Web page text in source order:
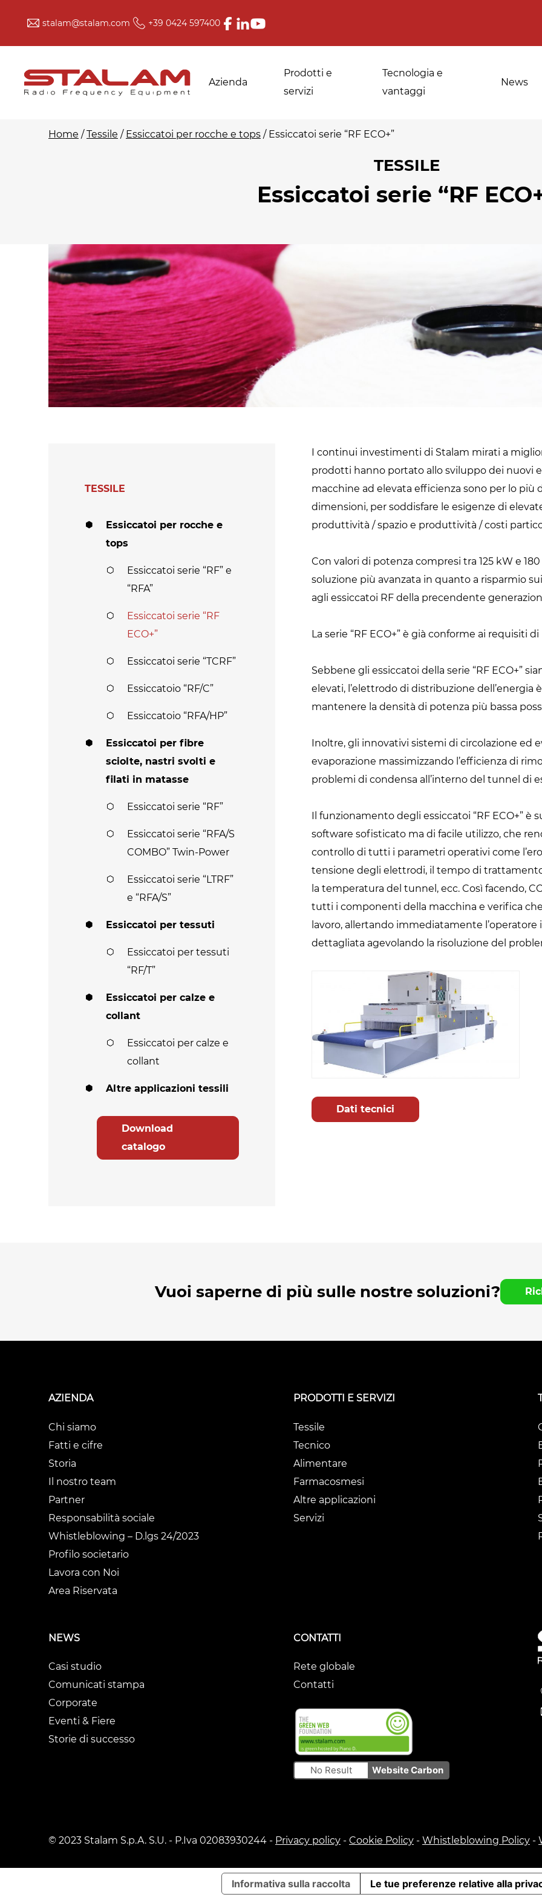
content
stalam@stalam.com +39 0424 597400
Azienda
Prodotti e
servizi
e filati in matasse
Essiccatoi per
tessuti
Essiccatoi per calze
e collant
Altre applicazioni
tessili
lattice e altri
polimeri espansi
Essiccatoi per feltri
e altri non tessuti
Altre applicazioni
tessili-tecniche
fornerie industriali
prodotti
confezionati
prodotti liquidi
spezie, erbe
Essiccatoi per
extension di capelli
Tecnologia e
vantaggi
News
Home /Tessile / Essiccatoi per rocche e tops / Essiccatoi serie “RF ECO+”
TESSILE
Essiccatoi serie “RF
TESSILE
Essiccatoi per rocche e
tops
Essiccatoi serie “RF” e
“RFA”
Essiccatoi serie “RF
ECO+”
Essiccatoi serie “TCRF”
Essiccatoio “RF/C”
Essiccatoio “RFA/HP”
Essiccatoi per fibre
sciolte, nastri svolti e
filati in matasse
Essiccatoi serie “RF”
Essiccatoi serie “RFA/S
COMBO” Twin-Power
Essiccatoi serie “LTRF”
e “RFA/S”
Essiccatoi per tessuti
Essiccatoi per tessuti
“RF/T”
Essiccatoi per calze e
collant
Essiccatoi per calze e
collant
Altre applicazioni tessili
Download
catalogo
I continui investimenti di Stalam mirati a
prodotti hanno portato allo sviluppo dei nuovi
macchine ad elevata efficienza sono per lo
dimensioni, per soddisfare le esigenze di
produttività / spazio e produttività / costi
Con valori di potenza compresi tra 125 kW e
soluzione più avanzata in quanto a risparmio
agli essiccatoi RF della precendente
La serie “RF ECO+” è già conforme ai requisiti
Sebbene gli essiccatoi della serie “RF ECO+”
elevati, l’elettrodo di distribuzione
mantenere la densità di potenza più bassa
Inoltre, gli innovativi sistemi di circolazione ed
evaporazione massimizzando l’efficienza di
problemi di condensa all’interno del tunnel di
Il funzionamento degli essiccatoi “RF ECO+” è
software sofisticato ma di facile utilizzo, che
controllo di tutti i parametri operativi come
tensione degli elettrodi, il tempo di
la temperatura del tunnel, ecc. Così facendo,
tutti i componenti della macchina e verifica
lavoro, allertando immediatamente
dettagliata agevolando la risoluzione del
Dati tecnici
Vuoi saperne di più sulle nostre soluzioni?
AZIENDA
Chi siamo
Fatti e cifre
Storia
Il nostro team
Partner
Responsabilità sociale
Whistleblowing – D.lgs 24/2023
Profilo societario
Lavora con Noi
Area Riservata
PRODOTTI E SERVIZI
Tessile
Tecnico
Alimentare
Farmacosmesi
Altre applicazioni
Servizi
NEWS
Casi studio
Comunicati stampa
Corporate
Eventi & Fiere
Storie di successo
CONTATTI
Rete globale
Contatti
No Result Website Carbon
© 2023 Stalam S.p.A. S.U. - P.Iva 02083930244 - Privacy policy - Cookie Policy - Whistleblowing Policy -
Informativa sulla raccolta Le tue preferenze relative alla